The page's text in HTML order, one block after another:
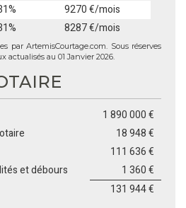
9270 €/mois
8287 €/mois
par ArtemisCourtage.com. Sous réserves
actualisés au 01 Janvier 2026.
1 890 000 €
18 948 €
111 636 €
et débours
1 360 €
131 944 €